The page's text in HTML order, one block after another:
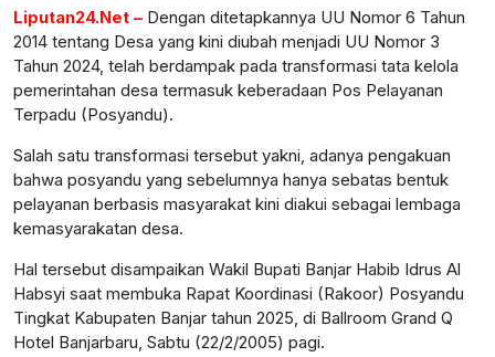
Liputan24.Net – Dengan ditetapkannya UU Nomor 6 Tahun
2014 tentang Desa yang kini diubah menjadi UU Nomor 3
Tahun 2024, telah berdampak pada transformasi tata kelola
pemerintahan desa termasuk keberadaan Pos Pelayanan
Terpadu (Posyandu).
Salah satu transformasi tersebut yakni, adanya pengakuan
bahwa posyandu yang sebelumnya hanya sebatas bentuk
pelayanan berbasis masyarakat kini diakui sebagai lembaga
kemasyarakatan desa.
Hal tersebut disampaikan Wakil Bupati Banjar Habib Idrus Al
Habsyi saat membuka Rapat Koordinasi (Rakoor) Posyandu
Tingkat Kabupaten Banjar tahun 2025, di Ballroom Grand Q
Hotel Banjarbaru, Sabtu (22/2/2005) pagi.